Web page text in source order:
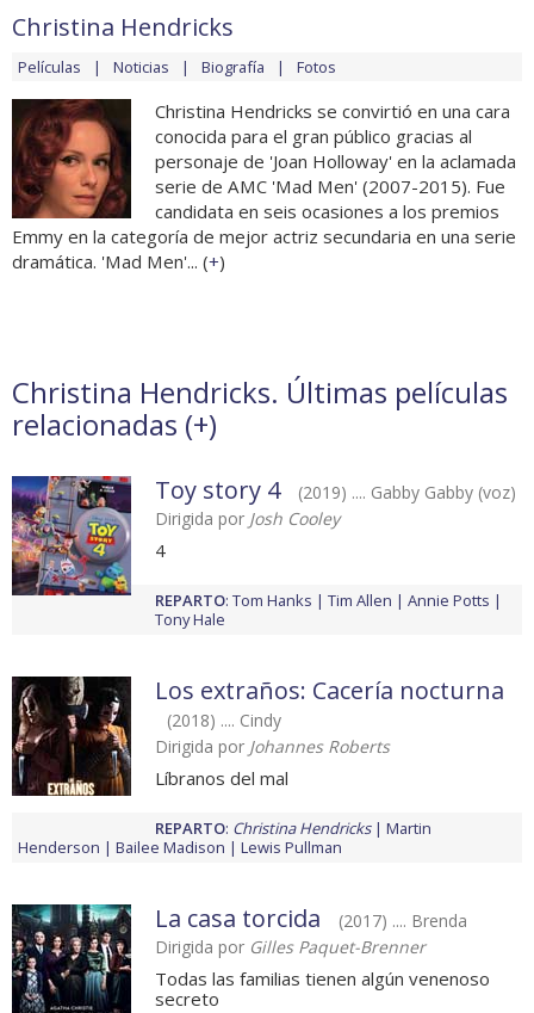
Christina Hendricks
Películas Noticias Biografía Fotos
Christina Hendricks se convirtió en una cara
conocida para el gran público gracias al
personaje de 'Joan Holloway' en la aclamada
serie de AMC 'Mad Men' (2007-2015). Fue
candidata en seis ocasiones a los premios
Emmy en la categoría de mejor actriz secundaria en una serie
dramática. 'Mad Men'... (+)
Christina Hendricks. Últimas películas
relacionadas (+)
Toy story 4
(2019) .... Gabby Gabby (voz)
Dirigida por Josh Cooley
4
REPARTO: Tom Hanks Tim Allen
Annie Potts
Tony Hale
Los extraños: Cacería nocturna
(2018) .... Cindy
Dirigida por Johannes Roberts
Líbranos del mal
REPARTO: Christina Hendricks
Martin
Henderson
Bailee Madison Lewis Pullman
La casa torcida
(2017) .... Brenda
Dirigida por Gilles Paquet-Brenner
Todas las familias tienen algún venenoso
secreto